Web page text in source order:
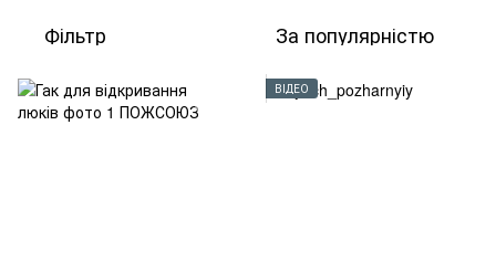
Фільтр За популярністю
ВІДЕО